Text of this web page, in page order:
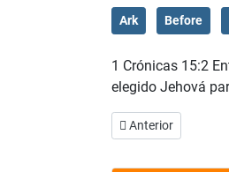
Ark Before
1 Crónicas 15:2
elegido Jehová
Artículo anterior: 1
Anterior